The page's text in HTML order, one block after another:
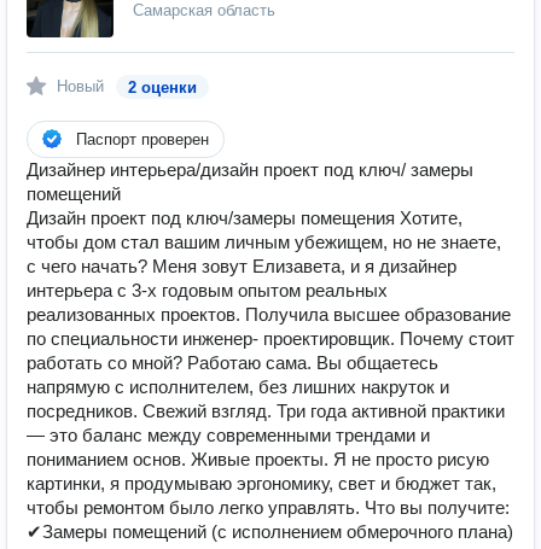
Самарская область
Новый 2 оценки
Паспорт проверен
Дизайнер интерьера/дизайн проект под ключ/ замеры
помещений
Дизайн проект под ключ/замеры помещения Хотите,
чтобы дом стал вашим личным убежищем, но не знаете,
с чего начать? Меня зовут Елизавета, и я дизайнер
интерьера с 3-х годовым опытом реальных
реализованных проектов. Получила высшее образование
по специальности инженер- проектировщик. Почему стоит
работать со мной? Работаю сама. Вы общаетесь
напрямую с исполнителем, без лишних накруток и
посредников. Свежий взгляд. Три года активной практики
— это баланс между современными трендами и
пониманием основ. Живые проекты. Я не просто рисую
картинки, я продумываю эргономику, свет и бюджет так,
чтобы ремонтом было легко управлять. Что вы получите:
✔Замеры помещений (с исполнением обмерочного плана)